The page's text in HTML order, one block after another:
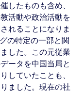
したものも含め、
活動や政治活動を
れることになりま
の特定の一部と関
した。この元従業
ータを中国当局と
していたことも、
ました。現在の社